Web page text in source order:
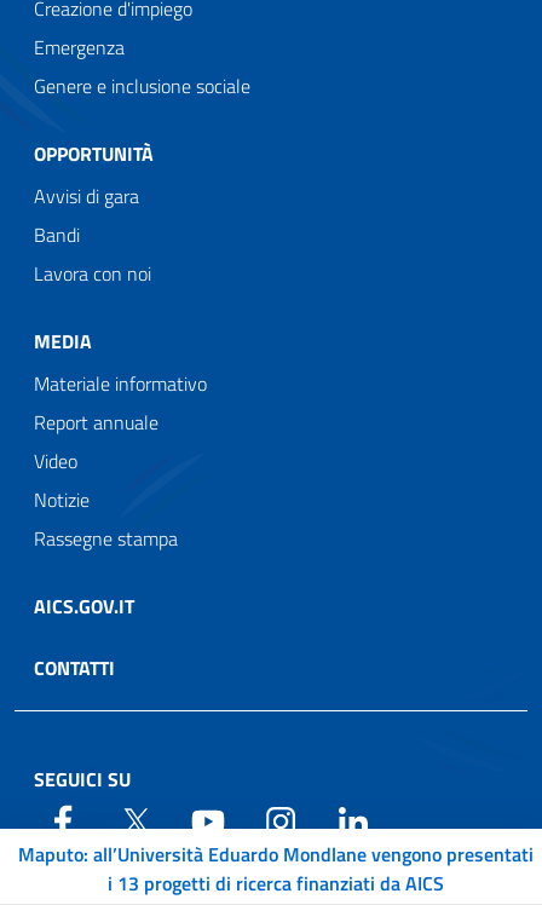
Maputo: all’Università Eduardo Mondlane vengono presentati
i 13 progetti di ricerca finanziati da AICS
Creazione d'impiego
Emergenza
Genere e inclusione sociale
OPPORTUNITÀ
Avvisi di gara
Bandi
Lavora con noi
MEDIA
Materiale informativo
Report annuale
Video
Notizie
Rassegne stampa
AICS.GOV.IT
CONTATTI
SEGUICI SU
Web Agency